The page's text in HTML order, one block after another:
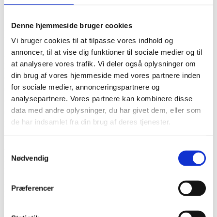
Denne hjemmeside bruger cookies
Vi bruger cookies til at tilpasse vores indhold og
annoncer, til at vise dig funktioner til sociale medier og til
at analysere vores trafik. Vi deler også oplysninger om
din brug af vores hjemmeside med vores partnere inden
for sociale medier, annonceringspartnere og
analysepartnere. Vores partnere kan kombinere disse
data med andre oplysninger, du har givet dem, eller som
de har indsamlet fra din brug af deres tjenester.
Nødvendig
Præferencer
TOMMY HILFIGER OUTLET
ADIDAS OUTLET STORE
BOSS OUTLET
CALVIN KLEIN OUTLET
COMPANYS OUTLET
GANT OUTLET
GUESS OUTLET
HELLY HANSEN OUTLET
HUGO OUTLET
LACOSTE OUTLET